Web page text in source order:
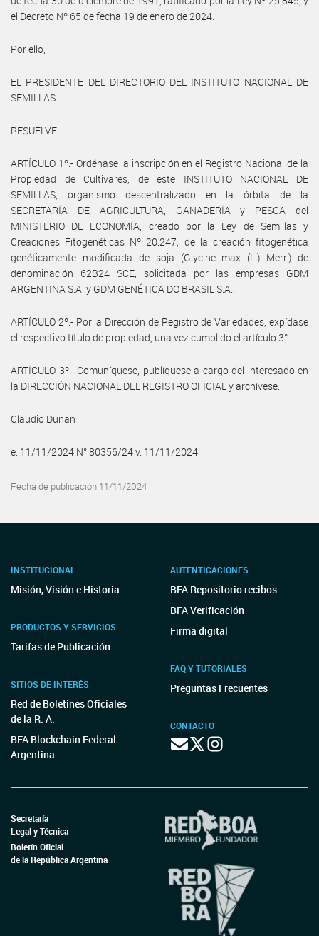
el Decreto Nº 65 de fecha 19 de enero de 2024.
Por ello,
EL PRESIDENTE DEL DIRECTORIO DEL INSTITUTO NACIONAL DE
SEMILLAS
RESUELVE:
ARTÍCULO 1º.- Ordénase la inscripción en el Registro Nacional de la
Propiedad de Cultivares, de este INSTITUTO NACIONAL DE
SEMILLAS, organismo descentralizado en la órbita de la
SECRETARÍA DE AGRICULTURA, GANADERÍA y PESCA del
MINISTERIO DE ECONOMÍA, creado por la Ley de Semillas y
Creaciones Fitogenéticas Nº 20.247, de la creación fitogenética
genéticamente modificada de soja (Glycine max (L.) Merr.) de
denominación 62B24 SCE, solicitada por las empresas GDM
ARGENTINA S.A. y GDM GENÉTICA DO BRASIL S.A..
ARTÍCULO 2º.- Por la Dirección de Registro de Variedades, expídase
el respectivo título de propiedad, una vez cumplido el artículo 3°.
ARTÍCULO 3º.- Comuníquese, publíquese a cargo del interesado en
la DIRECCIÓN NACIONAL DEL REGISTRO OFICIAL y archívese.
Claudio Dunan
e. 11/11/2024 N° 80356/24 v. 11/11/2024
Fecha de publicación 11/11/2024
INSTITUCIONAL
Misión, Visión e Historia
PRODUCTOS Y SERVICIOS
Tarifas de Publicación
SITIOS DE INTERÉS
Red de Boletines Oficiales
de la R. A.
BFA Blockchain Federal
Argentina
AUTENTICACIONES
BFA Repositorio recibos
BFA Verificación
Firma digital
FAQ Y TUTORIALES
Preguntas Frecuentes
CONTACTO
Secretaría
Legal y Técnica
Boletín Oficial
de la República Argentina